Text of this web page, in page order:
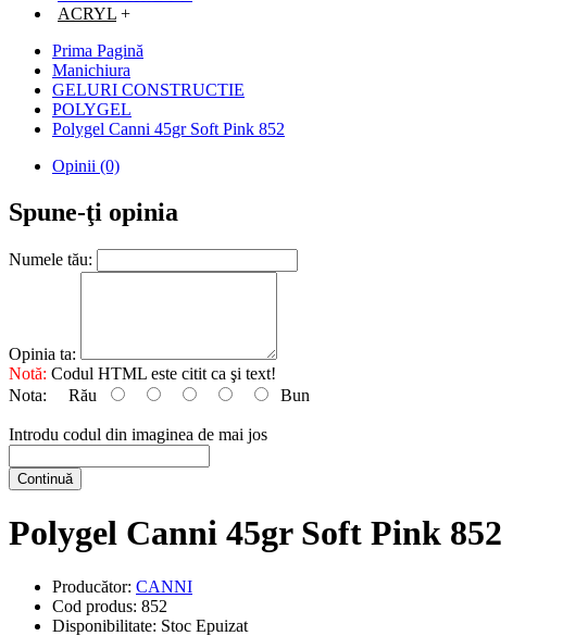
ACRYL +
Prima Pagină
Manichiura
GELURI CONSTRUCTIE
POLYGEL
Polygel Canni 45gr Soft Pink 852
Opinii (0)
Spune-ţi opinia
Numele tău:
Opinia ta:
Notă: Codul HTML este citit ca şi text!
Nota: Rău Bun
Introdu codul din imaginea de mai jos
Continuă
Polygel Canni 45gr Soft Pink 852
Producător: CANNI
Cod produs: 852
Disponibilitate: Stoc Epuizat